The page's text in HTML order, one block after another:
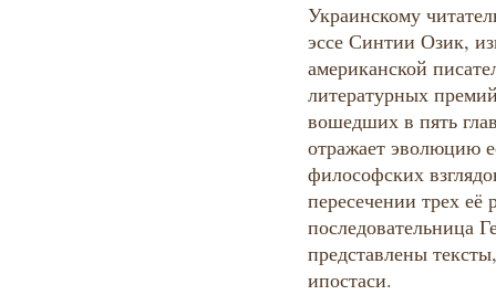
Украинскому
эссе Синтии Озик,
американской
литературных
вошедших в пять
отражает эволюцию
философских
пересечении трех
последовательница
представлены
ипостаси.